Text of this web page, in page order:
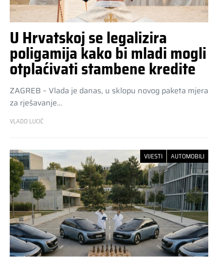
U Hrvatskoj se legalizira
poligamija kako bi mladi mogli
otplaćivati stambene kredite
ZAGREB – Vlada je danas, u sklopu novog paketa mjera
za rješavanje…
VLADO LUCIĆ
VIJESTI AUTOMOBILI